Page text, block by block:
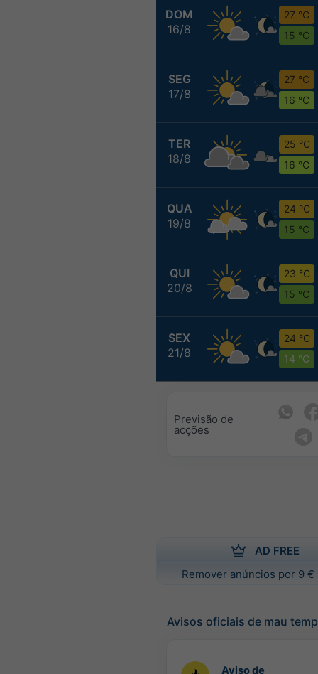
DOM
16/8
27 °C
15 °C
SEG
17/8
27 °C
16 °C
TER
18/8
25 °C
16 °C
QUA
19/8
24 °C
15 °C
QUI
20/8
23 °C
15 °C
SEX
21/8
24 °C
14 °C
Previsão de
acções
AD FREE
Remover anúncios por 9 €
Avisos oficiais de mau
Aviso de